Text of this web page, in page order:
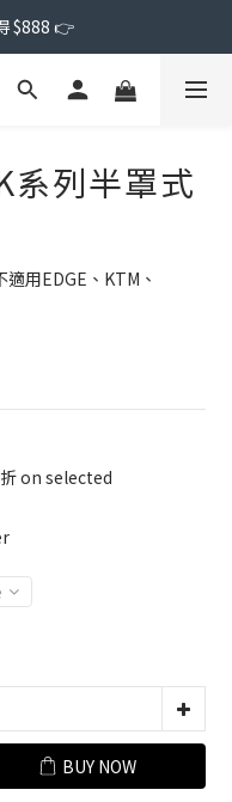
$888 👉
系列半罩式
用EDGE、KTM、
on selected
BUY NOW